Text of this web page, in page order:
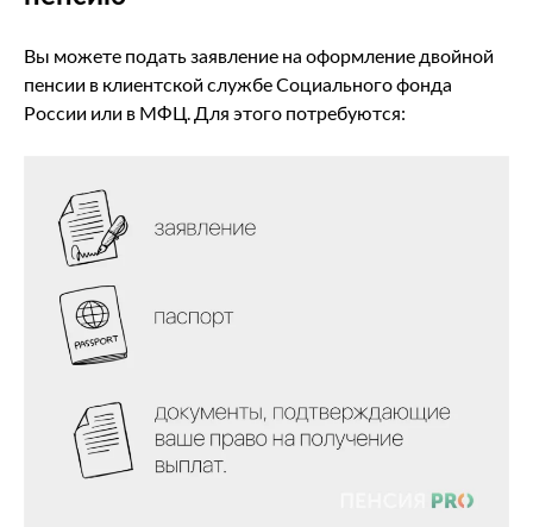
Вы можете подать заявление на оформление двойной
пенсии в клиентской службе Социального фонда
России или в МФЦ. Для этого потребуются: